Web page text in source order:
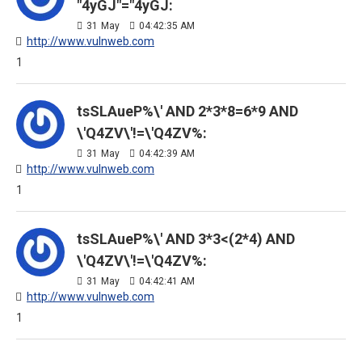
"4yGJ"="4yGJ:
31 May 04:42:35 AM
http://www.vulnweb.com
1
tsSLAueP%\' AND 2*3*8=6*9 AND
\'Q4ZV\'!=\'Q4ZV%:
31 May 04:42:39 AM
http://www.vulnweb.com
1
tsSLAueP%\' AND 3*3<(2*4) AND
\'Q4ZV\'!=\'Q4ZV%:
31 May 04:42:41 AM
http://www.vulnweb.com
1